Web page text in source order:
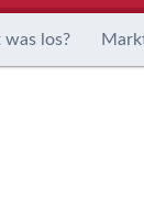
los?